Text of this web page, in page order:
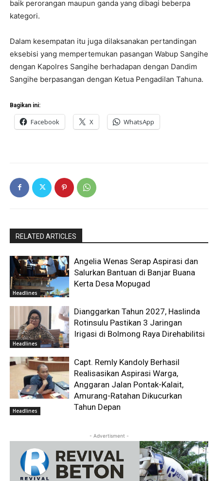
baik perorangan maupun ganda yang dibagi beberpa
kategori.
Dalam kesempatan itu juga dilaksanakan pertandingan
eksebisi yang mempertemukan pasangan Wabup Sangihe
dengan Kapolres Sangihe berhadapan dengan Dandim
Sangihe berpasangan dengan Ketua Pengadilan Tahuna.
Bagikan ini:
Facebook X WhatsApp
RELATED ARTICLES
Headlines
Angelia Wenas Serap Aspirasi dan
Salurkan Bantuan di Banjar Buana
Kerta Desa Mopugad
Headlines
Dianggarkan Tahun 2027, Haslinda
Rotinsulu Pastikan 3 Jaringan
Irigasi di Bolmong Raya Direhabilitsi
Headlines
Capt. Remly Kandoly Berhasil
Realisasikan Aspirasi Warga,
Anggaran Jalan Pontak-Kalait,
Amurang-Ratahan Dikucurkan
Tahun Depan
- Advertisment -